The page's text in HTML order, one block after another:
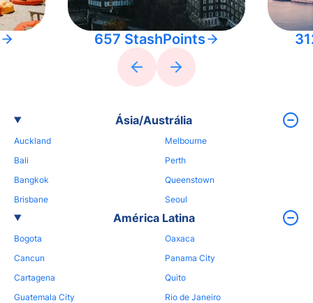
657 StashPoints
Ásia/Austrália
Auckland
Bali
Bangkok
Brisbane
Melbourne
Perth
Queenstown
Seoul
América Latina
Bogota
Cancun
Cartagena
Guatemala City
Oaxaca
Panama City
Quito
Rio de Janeiro